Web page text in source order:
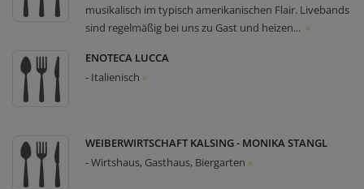
musikalisch im typisch amerikanischen Flair. Livebands
sind regelmäßig bei uns zu Gast und heizen... »
ENOTECA LUCCA
- Italienisch »
WEIBERWIRTSCHAFT KALSING - MONIKA STANGL
- Wirtshaus, Gasthaus, Biergarten »